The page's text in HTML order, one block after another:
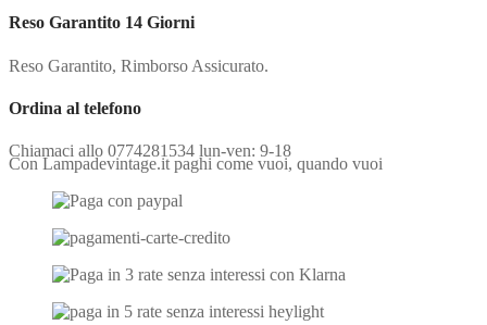
Reso Garantito 14 Giorni
Reso Garantito, Rimborso Assicurato.
Ordina al telefono
Chiamaci allo 0774281534 lun-ven: 9-18
Con Lampadevintage.it paghi come vuoi, quando vuoi